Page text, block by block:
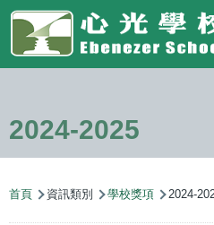
移至主內容
Top
Social
Link
Language
switcher
Main
2024-2025
導
首頁 資訊類別 學校獎項 2024-